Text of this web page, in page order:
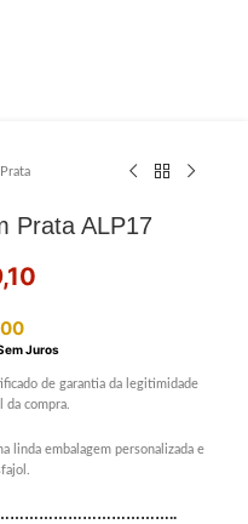
Prata ALP17
Juros
de garantia da legitimidade
da compra.
linda embalagem personalizada e